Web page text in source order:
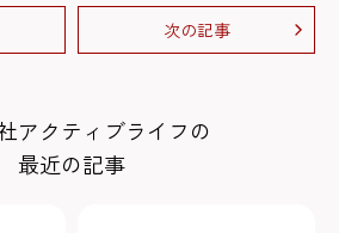
次の記事
アクティブライフの
最近の記事